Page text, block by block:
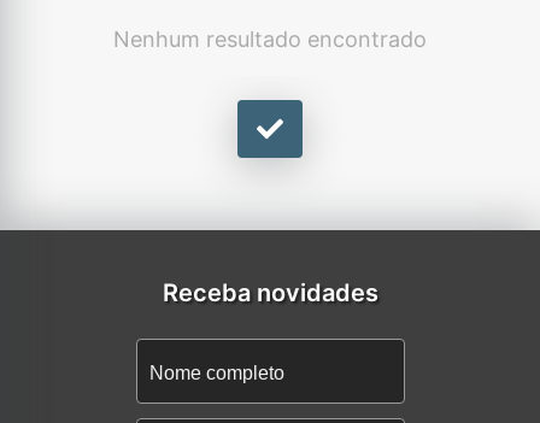
Nenhum resultado encontrado
Receba novidades